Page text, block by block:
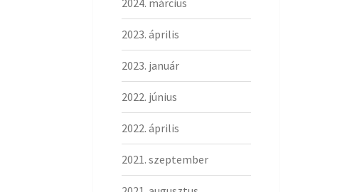
2024. március
2023. április
2023. január
2022. június
2022. április
2021. szeptember